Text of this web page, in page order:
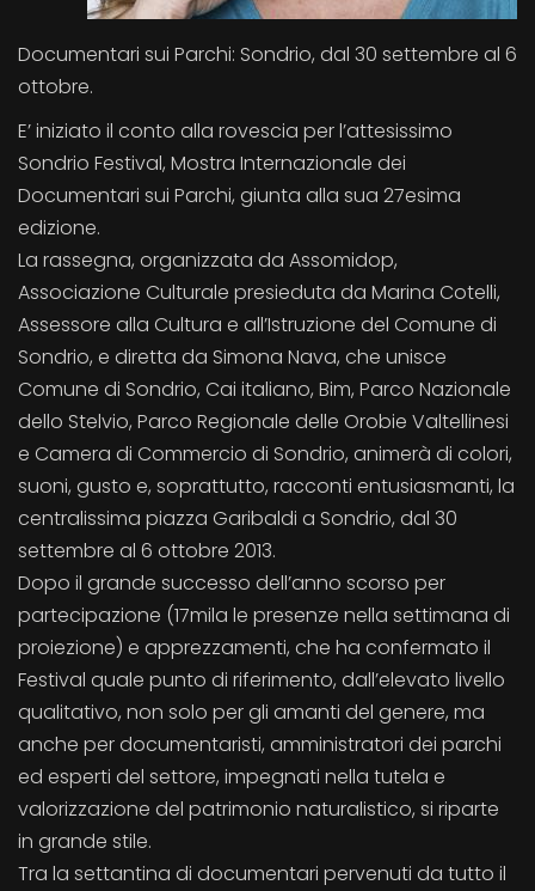
Documentari sui Parchi: Sondrio, dal 30 settembre al 6
ottobre.
E’ iniziato il conto alla rovescia per l’attesissimo
Sondrio Festival, Mostra Internazionale dei
Documentari sui Parchi, giunta alla sua 27esima
edizione.
La rassegna, organizzata da Assomidop,
Associazione Culturale presieduta da Marina Cotelli,
Assessore alla Cultura e all’Istruzione del Comune di
Sondrio, e diretta da Simona Nava, che unisce
Comune di Sondrio, Cai italiano, Bim, Parco Nazionale
dello Stelvio, Parco Regionale delle Orobie Valtellinesi
e Camera di Commercio di Sondrio, animerà di colori,
suoni, gusto e, soprattutto, racconti entusiasmanti, la
centralissima piazza Garibaldi a Sondrio, dal 30
settembre al 6 ottobre 2013.
Dopo il grande successo dell’anno scorso per
partecipazione (17mila le presenze nella settimana di
proiezione) e apprezzamenti, che ha confermato il
Festival quale punto di riferimento, dall’elevato livello
qualitativo, non solo per gli amanti del genere, ma
anche per documentaristi, amministratori dei parchi
ed esperti del settore, impegnati nella tutela e
valorizzazione del patrimonio naturalistico, si riparte
in grande stile.
Tra la settantina di documentari pervenuti da tutto il